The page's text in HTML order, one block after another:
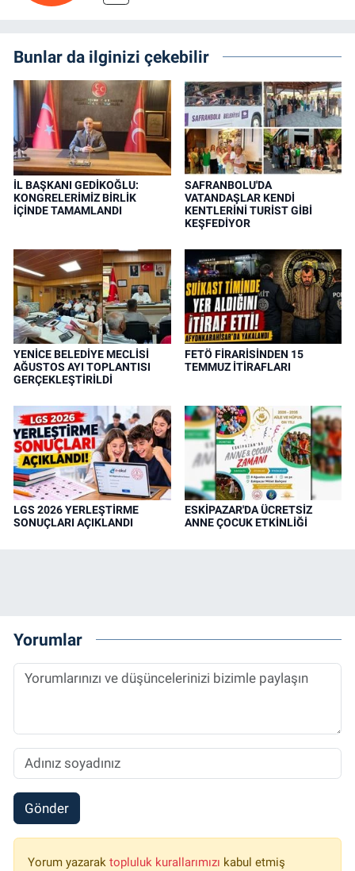
Bunlar da ilginizi çekebilir
İL BAŞKANI GEDİKOĞLU:
KONGRELERİMİZ BİRLİK
İÇİNDE TAMAMLANDI
SAFRANBOLU'DA
VATANDAŞLAR KENDİ
KENTLERİNİ TURİST GİBİ
KEŞFEDİYOR
YENİCE BELEDİYE MECLİSİ
AĞUSTOS AYI TOPLANTISI
GERÇEKLEŞTİRİLDİ
FETÖ FİRARİSİNDEN 15
TEMMUZ İTİRAFLARI
LGS 2026 YERLEŞTİRME
SONUÇLARI AÇIKLANDI
ESKİPAZAR'DA ÜCRETSİZ
ANNE ÇOCUK ETKİNLİĞİ
Yorumlar
Gönder
Yorum yazarak topluluk kurallarımızı kabul etmiş